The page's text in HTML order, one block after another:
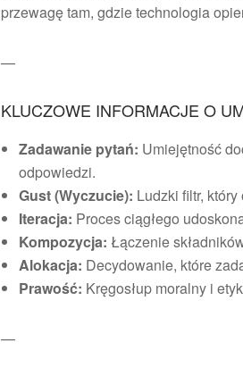
przewagę tam, gdzie technologia
—
KLUCZOWE INFORMACJE O
Zadawanie pytań: Umiejętność
odpowiedzi.
Gust (Wyczucie): Ludzki filtr,
Iteracja: Proces ciągłego
Kompozycja: Łączenie
Alokacja: Decydowanie, które
Prawość: Kręgosłup moralny i
—